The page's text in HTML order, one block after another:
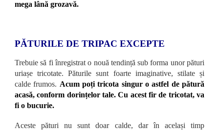
mega lână grozavă.
PĂTURILE DE TRIPAC EXCEPTE
Trebuie să fi înregistrat o nouă tendință sub forma unor pături
uriașe tricotate. Păturile sunt foarte imaginative, stilate și
calde frumos. Acum poți tricota singur o astfel de pătură
acasă, conform dorințelor tale. Cu acest fir de tricotat, va
fi o bucurie.
Aceste pături nu sunt doar calde, dar în același timp